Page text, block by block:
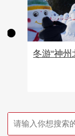
冬游“神州